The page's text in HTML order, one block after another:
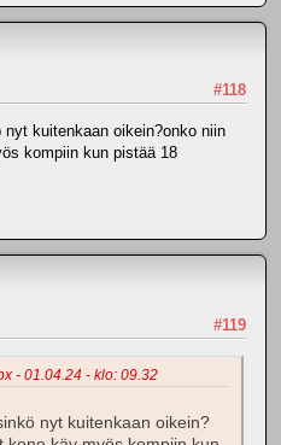
#118
kuitenkaan oikein?onko niin
kompiin kun pistää 18
#119
- 01.04.24 - klo: 09.32
nyt kuitenkaan oikein?